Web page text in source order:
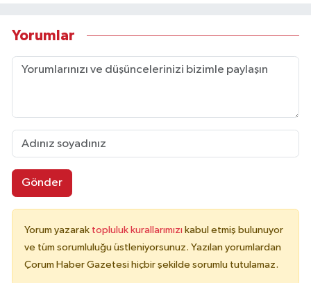
Yorumlar
Gönder
Yorum yazarak topluluk kurallarımızı kabul etmiş bulunuyor
ve tüm sorumluluğu üstleniyorsunuz. Yazılan yorumlardan
Çorum Haber Gazetesi hiçbir şekilde sorumlu tutulamaz.